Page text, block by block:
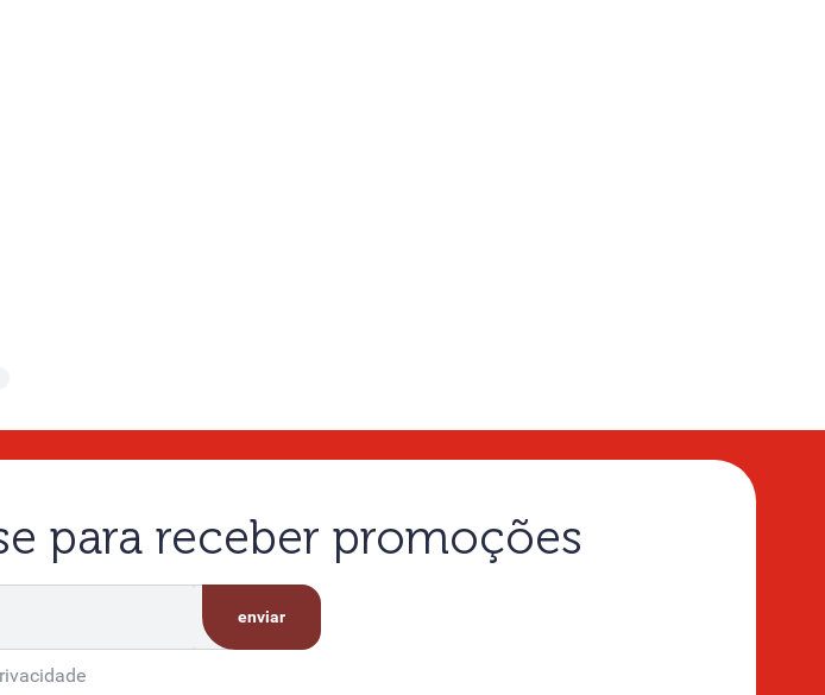
para receber promoções
enviar